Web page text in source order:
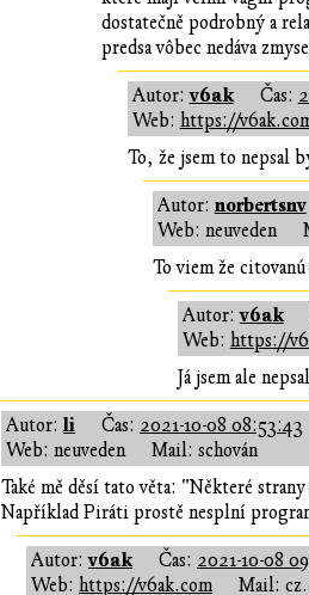
dostatečně podrobný a
predsa vôbec nedáva
Autor:v6ak Čas:
Web: https://
To, že jsem to nepsal
Autor:norbertsnv
Web: neuveden
To viem že
Autor:v6ak
Web: https://
Já jsem ale
Autor:li Čas: 2021-10-08 08:53:43
Web: neuveden
Mail: schován
Také mě děsí tato věta: "Některé
Například Piráti prostě nesplní
Autor:v6ak Čas: 2021-10-08
Web:https://v6ak.com
Mail: